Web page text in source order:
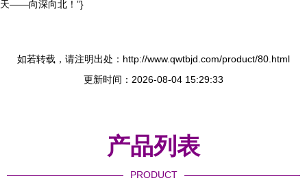
天——向深向北！”}
如若转载，请注明出处：http://www.qwtbjd.com/product/80.html
更新时间：2026-08-04 15:29:33
产品列表
PRODUCT